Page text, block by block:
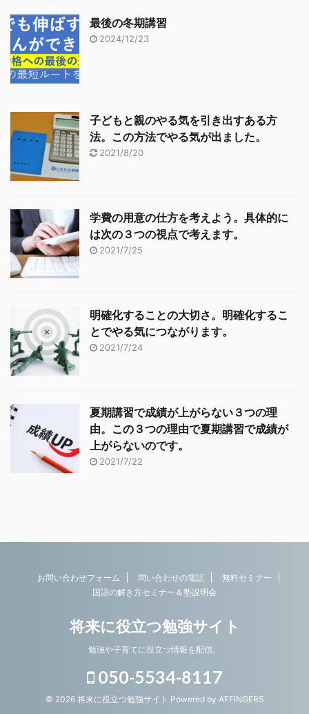
最後の冬期講習
2024/12/23
子どもと親のやる気を引き出すある方
法。この方法でやる気が出ました。
2021/8/20
学費の用意の仕方を考えよう。具体的に
は次の３つの視点で考えます。
2021/7/25
明確化することの大切さ。明確化するこ
とでやる気につながります。
2021/7/24
夏期講習で成績が上がらない３つの理
由。この３つの理由で夏期講習で成績が
上がらないのです。
2021/7/22
お問い合わせフォーム 問い合わせの電話
無料セミナー
国語の解き方セミナー＆塾説明会
将来に役立つ勉強サイト
勉強や子育てに役立つ情報を配信。
050-5534-8117
© 2026 将来に役立つ勉強サイト Powered by AFFINGER5